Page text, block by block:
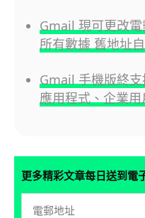
Gmail 現可更改
所有數據 舊地址
Gmail 手機版終
應用程式、企業
更多精彩文章每日送到電